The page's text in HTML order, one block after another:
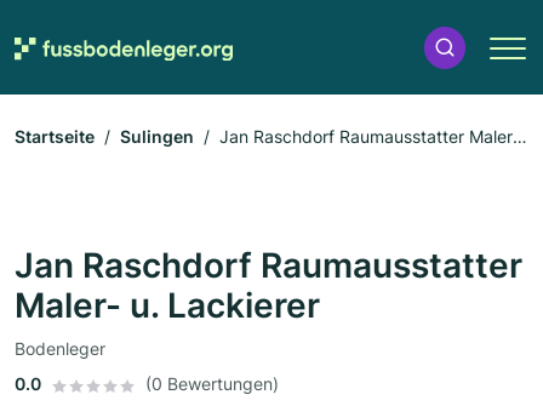
Startseite Sulingen
Jan Raschdorf Raumausstatter Maler-
Jan Raschdorf Raumausstatter
Maler- u. Lackierer
Bodenleger
0.0
(0 Bewertungen)